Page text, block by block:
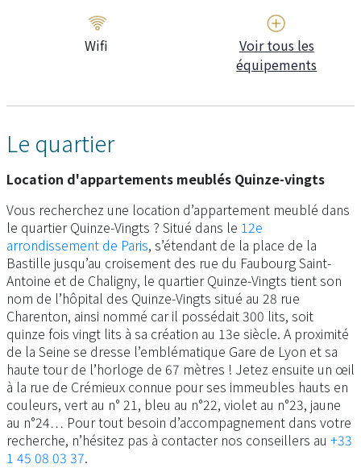
Wifi
Voir tous les
équipements
Le quartier
Location d'appartements meublés Quinze-vingts
Vous recherchez une location d’appartement meublé dans
le quartier Quinze-Vingts ? Situé dans le 12e
arrondissement de Paris, s’étendant de la place de la
Bastille jusqu’au croisement des rue du Faubourg Saint-
Antoine et de Chaligny, le quartier Quinze-Vingts tient son
nom de l’hôpital des Quinze-Vingts situé au 28 rue
Charenton, ainsi nommé car il possédait 300 lits, soit
quinze fois vingt lits à sa création au 13e siècle. A proximité
de la Seine se dresse l’emblématique Gare de Lyon et sa
haute tour de l’horloge de 67 mètres ! Jetez ensuite un œil
à la rue de Crémieux connue pour ses immeubles hauts en
couleurs, vert au n° 21, bleu au n°22, violet au n°23, jaune
au n°24… Pour tout besoin d’accompagnement dans votre
recherche, n’hésitez pas à contacter nos conseillers au +33
1 45 08 03 37.